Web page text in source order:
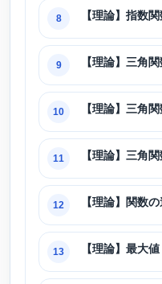
8 【理論】指数
9 【理論】三角
10 【理論】三角
11 【理論】三角
12 【理論】関数
13 【理論】最大